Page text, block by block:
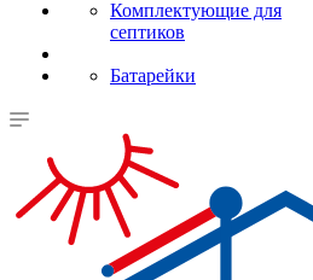
Комплектующие для
септиков
Батарейки